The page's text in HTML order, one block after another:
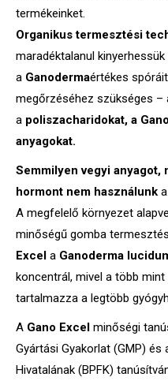
termékeinket.
Organikus termesztési
maradéktalanul
a Ganodermaértékes
megőrzéséhez szükséges –
a poliszacharidokat, a
anyagokat.
Semmilyen vegyi anyagot,
hormont nem használunk a
A megfelelő környezet
minőségű gomba
Excel a Ganoderma
koncentrál, mivel a több
tartalmazza a legtöbb
A Gano Excel minőségi
Gyártási Gyakorlat (GMP)
Hivatalának (BPFK)